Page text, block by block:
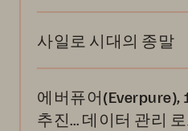
사일로 시대의 종말
에버퓨어(Everpure),
추진… 데이터 관리